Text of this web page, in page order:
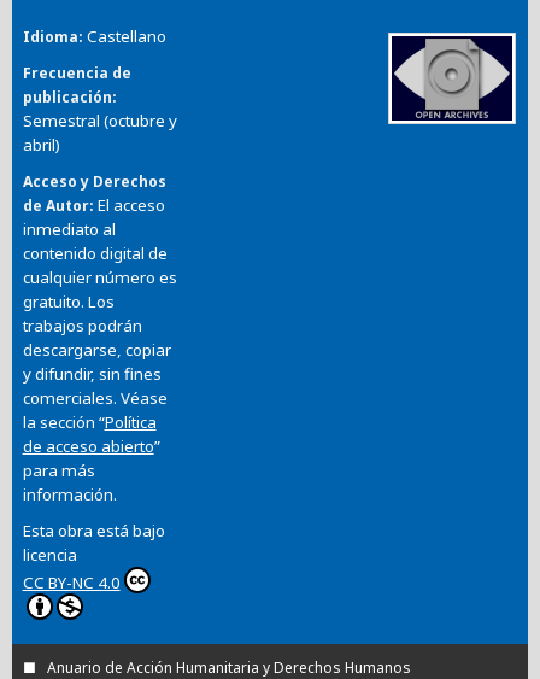
Idioma Castellano
Frecuencia de
publicación
Semestral (octubre y
abril)
Acceso y Derechos
de Autor El acceso
inmediato al
contenido digital de
cualquier número es
gratuito. Los
trabajos podrán
descargarse, copiar
y difundir, sin fines
comerciales. Véase
la sección “Política
de acceso abierto”
para más
información.
Esta obra está bajo
licencia
CC BY-NC 4.0
Anuario de Acción Humanitaria y Derechos Humanos